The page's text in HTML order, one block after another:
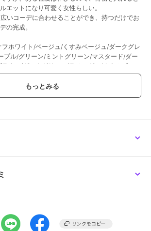
エットになり可愛く女性らしい。
いコーデに合わせることができ、持つだけでお
の完成。
ホワイト/ベージュ/くすみベージュ/ダークグレ
プル/グリーン/ミントグリーン/マスタード/ダー
ラウン/ダークグリーン/ラベンダー/くすみブル
イエロー/ライトブルー/ダークパープル
39cm 底横幅:約38cm 持ち手高さ:約19cm 持
：〇
：〇
（500ml）：〇